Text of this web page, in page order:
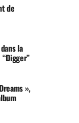
de
la
»,